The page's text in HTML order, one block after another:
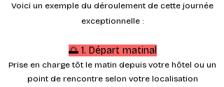
Voici un exemple du déroulement de cette journée
exceptionnelle :
🌅 1. Départ matinal
Prise en charge tôt le matin depuis votre hôtel ou un
point de rencontre selon votre localisation